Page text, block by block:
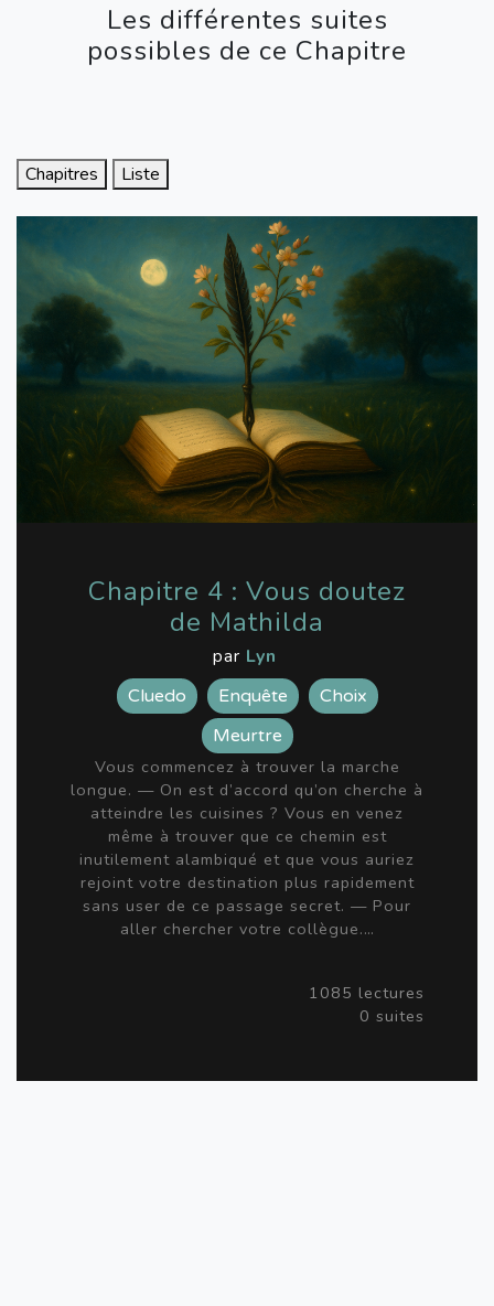
Les différentes suites
possibles de ce Chapitre
Chapitres Liste
Chapitre 4 : Vous doutez
de Mathilda
par Lyn
Cluedo Enquête
Choix
Meurtre
Vous commencez à trouver la marche
longue. — On est d’accord qu’on cherche à
atteindre les cuisines ? Vous en venez
même à trouver que ce chemin est
inutilement alambiqué et que vous auriez
rejoint votre destination plus rapidement
sans user de ce passage secret. — Pour
aller chercher votre collègue.…
1085 lectures
0 suites